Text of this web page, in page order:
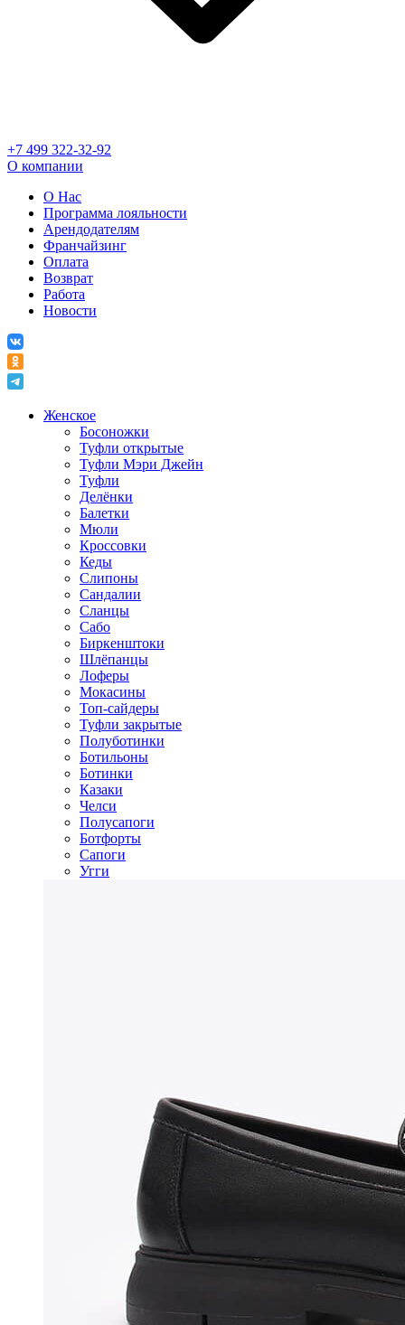
+7 499 322-32-92
О компании
О Нас
Программа лояльности
Арендодателям
Франчайзинг
Оплата
Возврат
Работа
Новости
Женское
Босоножки
Туфли открытые
Туфли Мэри Джейн
Туфли
Делёнки
Балетки
Мюли
Кроссовки
Кеды
Слипоны
Сандалии
Сланцы
Сабо
Биркенштоки
Шлёпанцы
Лоферы
Мокасины
Топ-сайдеры
Туфли закрытые
Полуботинки
Ботильоны
Ботинки
Казаки
Челси
Полусапоги
Ботфорты
Сапоги
Угги